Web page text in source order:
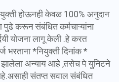
होऊनही केवळ 100% अनुदान
पुढे करून संबंधित कर्मचाऱ्यांना
योजना लागू केली .हे करत
भरताना *नियुक्ती दिनांक *
झालेला अन्याय आहे ,तसेच पे युनिटने
संतप्त सवाल संबंधित